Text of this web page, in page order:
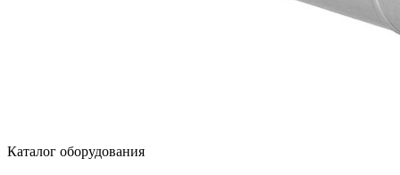
Каталог оборудования